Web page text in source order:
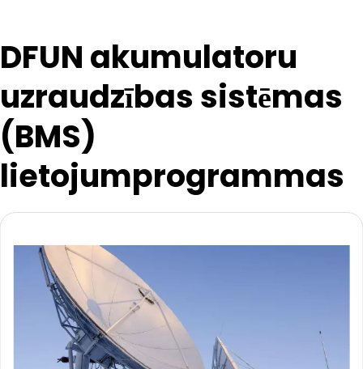
DFUN akumulatoru
uzraudzības sistēmas
(BMS)
lietojumprogrammas